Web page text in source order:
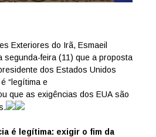
Exteriores do Irã, Esmaeil
segunda-feira (11) que a proposta
dos Estados Unidos
“legítima e
que as exigências dos EUA são
é legítima: exigir o fim da